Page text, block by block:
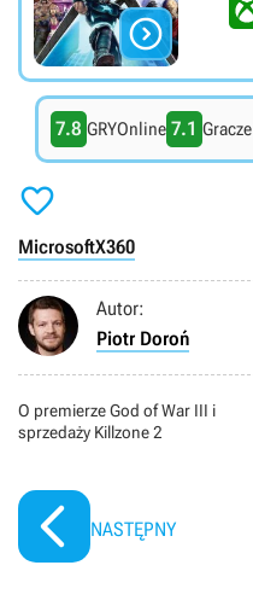

7.8 GRYOnline 7.1 Gracze

MicrosoftX360
Autor:
Piotr Doroń
O premierze God of War III i
sprzedaży Killzone 2
NASTĘPNY